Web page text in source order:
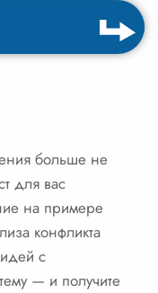
больше не
для вас
на примере
конфликта
с
— и получите